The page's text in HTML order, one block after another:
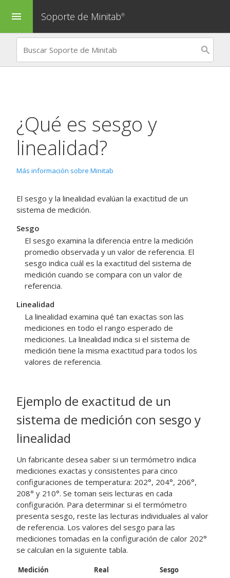
menu Soporte de Minitab®
¿Qué es sesgo y
linealidad?
Más información sobre Minitab
El sesgo y la linealidad evalúan la exactitud de un
sistema de medición.
Sesgo
El sesgo examina la diferencia entre la medición
promedio observada y un valor de referencia. El
sesgo indica cuál es la exactitud del sistema de
medición cuando se compara con un valor de
referencia.
Linealidad
La linealidad examina qué tan exactas son las
mediciones en todo el rango esperado de
mediciones. La linealidad indica si el sistema de
medición tiene la misma exactitud para todos los
valores de referencia.
Ejemplo de exactitud de un
sistema de medición con sesgo y
linealidad
Un fabricante desea saber si un termómetro indica
mediciones exactas y consistentes para cinco
configuraciones de temperatura: 202°, 204°, 206°,
208° y 210°. Se toman seis lecturas en cada
configuración. Para determinar si el termómetro
presenta sesgo, reste las lecturas individuales al valor
de referencia. Los valores del sesgo para las
mediciones tomadas en la configuración de calor 202°
se calculan en la siguiente tabla.
Medición Real Sesgo